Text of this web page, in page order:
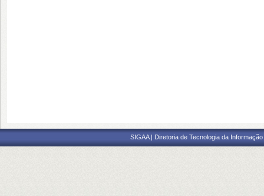
SIGAA | Diretoria de Tecnologia da